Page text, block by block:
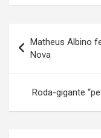
de
Post
Matheus Albino
Nova
Roda-gigante